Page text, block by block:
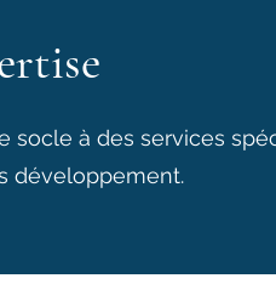
à des services
développement.